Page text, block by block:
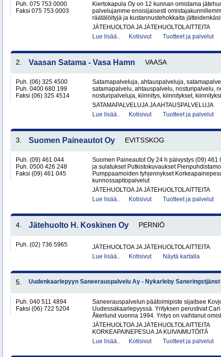
Puh. 075 753 0000
Faksi 075 753 0003
Kiertokapula Oy on 12 kunnan omistama
palvelujamme ensisijaisesti
räätälöityjä ja kustannustehokkaita
JÄTEHUOLTOA JA JÄTEHUOLTOLAITTEITA
Lue lisää..
Kotisivut Tuotteet ja palvelut
2. Vaasan Satama - Vasa Hamn VAASA
Puh. (06) 325 4500
Puh. 0400 680 199
Faksi (06) 325 4514
Satamapalveluja, ahtauspalveluja,
satamapalvelu, ahtauspalvelu, nosturipalvelu,
nosturipalveluja, kiinnitys, kiinnitykset,
SATAMAPALVELUJA JA AHTAUSPALVELUJA
Lue lisää..
Kotisivut Tuotteet ja palvelut
3. Suomen Paineautot Oy EVITSSKOG
Puh. (09) 461 044
Puh. 0500 426 248
Faksi (09) 461 045
Suomen Paineautot Oy 24 h päivystys (09)
ja sulatukset Putkistokuvaukset
Pumppaamoiden tyhjennykset
kunnossapitopalvelut
JÄTEHUOLTOA JA JÄTEHUOLTOLAITTEITA
Lue lisää..
Kotisivut Tuotteet ja palvelut
4. Jätehuolto H. Koskinen Oy PERNIÖ
Puh. (02) 736 5965
JÄTEHUOLTOA JA JÄTEHUOLTOLAITTEITA
Lue lisää..
Kotisivut Näytä kartalla
5. Uudenkaarlepyyn Saneerauspalvelu Ay - Nykarleby Saneringstjänst
Puh. 040 511 4894
Faksi (06) 722 5204
Saneerauspalvelun päätoimipiste sijaitsee
Uudessakaarlepyyssä. Yrityksen perustivat
Åkerlund vuonna 1994. Yritys on vaihtanut
JÄTEHUOLTOA JA JÄTEHUOLTOLAITTEITA
KORKEAPAINEPESUA JA KUIVAIMUTÖITÄ
Lue lisää..
Kotisivut Tuotteet ja palvelut